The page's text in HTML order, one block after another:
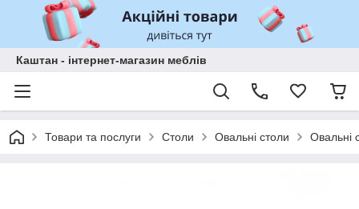
Каштан - інтернет-магазин меблів
Товари та послуги Столи Овальні столи Овальні